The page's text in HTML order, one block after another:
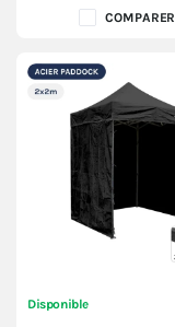
COMPARER
Disponible